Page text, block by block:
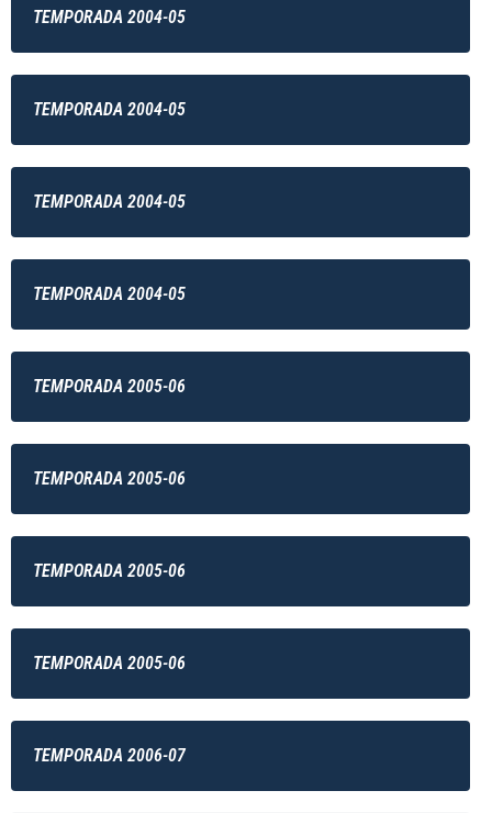
TEMPORADA 2004-05
TEMPORADA 2004-05
TEMPORADA 2004-05
TEMPORADA 2004-05
TEMPORADA 2005-06
TEMPORADA 2005-06
TEMPORADA 2005-06
TEMPORADA 2005-06
TEMPORADA 2006-07